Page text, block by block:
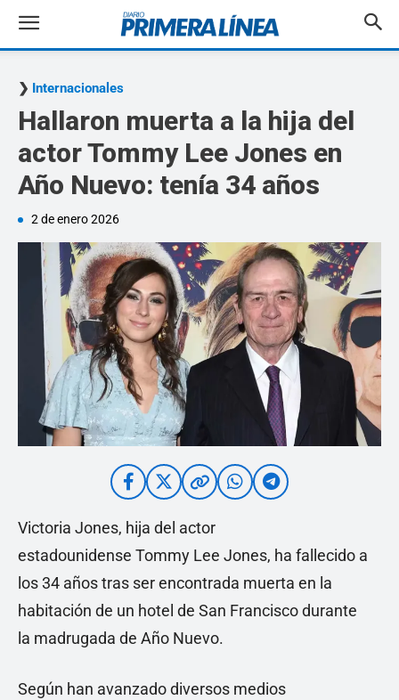
Internacionales
Hallaron muerta a la hija del
actor Tommy Lee Jones en
Año Nuevo: tenía 34 años
2 de enero 2026
Victoria Jones, hija del actor
estadounidense Tommy Lee Jones, ha fallecido a
los 34 años tras ser encontrada muerta en la
habitación de un hotel de San Francisco durante
la madrugada de Año Nuevo.
Según han avanzado diversos medios